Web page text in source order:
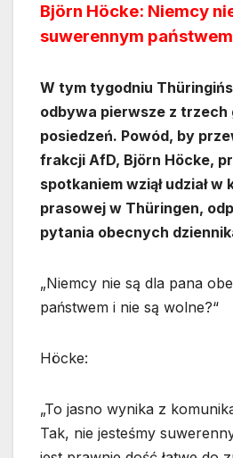
Björn Höcke: Niemcy
suwerennym państwem
W tym tygodniu
odbywa pierwsze z trzech
posiedzeń. Powód, by
frakcji AfD, Björn Höcke,
spotkaniem wziął udział
prasowej w Thüringen,
pytania obecnych
„Niemcy nie są dla pana
państwem i nie są wolne?“
Höcke:
„To jasno wynika z
Tak, nie jesteśmy